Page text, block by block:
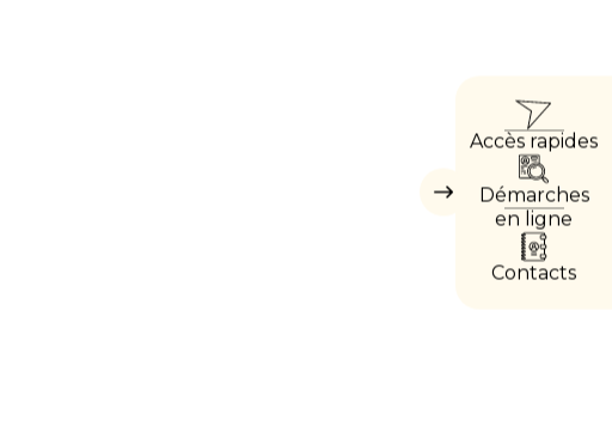
Masquer
Accès rapides
Démarches
en ligne
Contacts